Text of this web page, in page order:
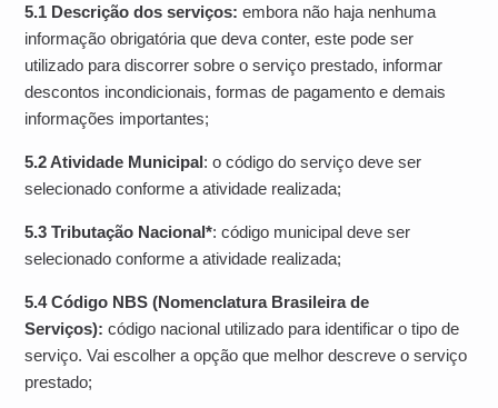
5.1 Descrição dos serviços: embora não haja nenhuma
informação obrigatória que deva conter, este pode ser
utilizado para discorrer sobre o serviço prestado, informar
descontos incondicionais, formas de pagamento e demais
informações importantes;
5.2 Atividade Municipal: o código do serviço deve ser
selecionado conforme a atividade realizada;
5.3 Tributação Nacional*: código municipal deve ser
selecionado conforme a atividade realizada;
5.4 Código NBS (Nomenclatura Brasileira de
Serviços): código nacional utilizado para identificar o tipo de
serviço. Vai escolher a opção que melhor descreve o serviço
prestado;